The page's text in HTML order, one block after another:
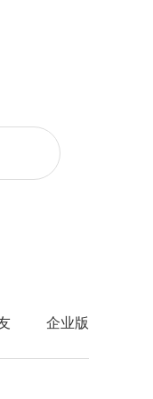
企业版